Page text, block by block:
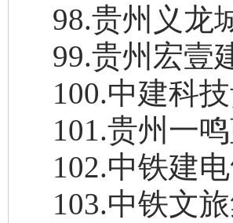
98.贵州义龙
99.贵州宏壹
100.中建科
101.贵州一
102.中铁建
103.中铁文